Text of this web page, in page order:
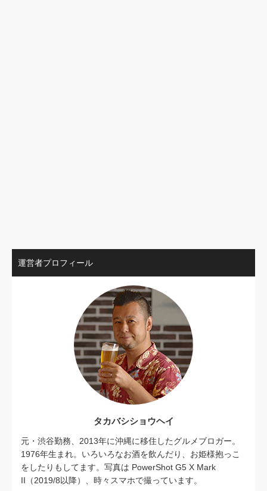
運営者プロフィール
タカバシショウヘイ
元・渋谷勤務、2013年に沖縄に移住したグルメブロガー。
1976年生まれ。いろいろなお酒を飲んだり、お姫様抱っこ
をしたりもしてます。写真は PowerShot G5 X Mark
II（2019/8以降）、時々スマホで撮っています。